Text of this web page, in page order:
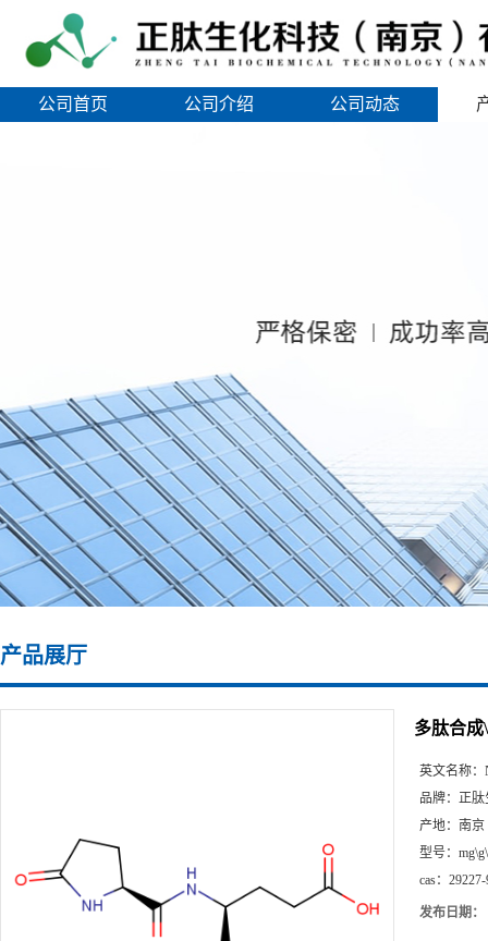
公司首页 公司介绍 公司动态
产品展厅
多肽合成
英文名称：
品牌： 正肽
产地： 南京
型号：
cas：
发布日期：